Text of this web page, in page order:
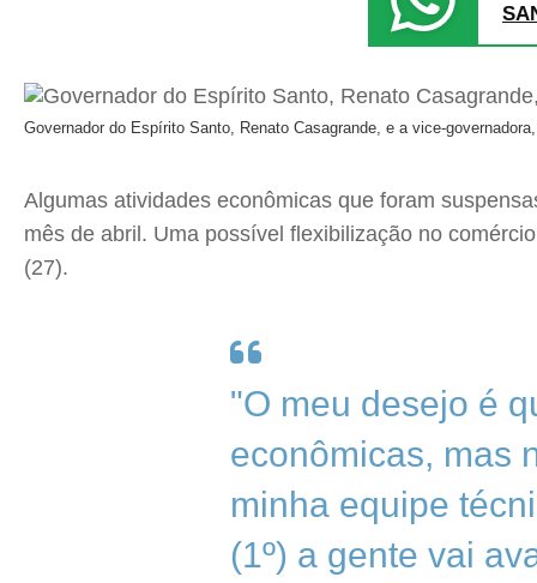
Governador do Espírito Santo, Renato Casagrande, e a vice-
Algumas atividades econômicas que foram
mês de abril. Uma possível flexibilização no
(27).
"O meu desejo é
econômicas, mas
minha equipe
(1º) a gente vai